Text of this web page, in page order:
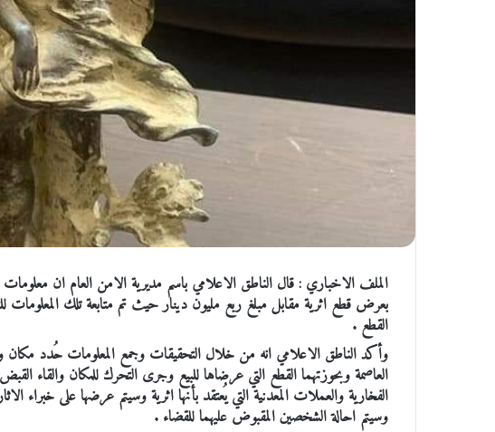
الملف الاخباري : قال الناطق الاعلامي باسم مديرية الامن العام ان
بعرض قطع اثرية مقابل مبلغ ربع مليون دينار حيث تم متابعة تلك
القطع .
وأكد الناطق الاعلامي انه من خلال التحقيقات وجمع المعلومات حُدد مكان
العاصمة وبحوزتهما القطع التي عرضاها للبيع وجرى التحرك للمكان والقاء
الفخارية والعملات المعدنية التي يُعتقد بأنها اثرية وسيتم عرضها على خبراء
وسيتم احالة الشخصين المقبوض عليهما للقضاء .